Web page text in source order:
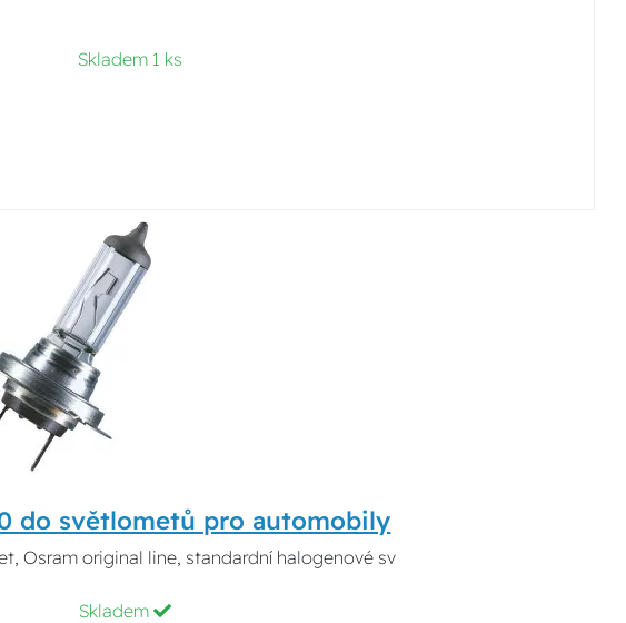
Skladem 1 ks
do světlometů pro automobily
Osram original line, standardní halogenové sv
Skladem